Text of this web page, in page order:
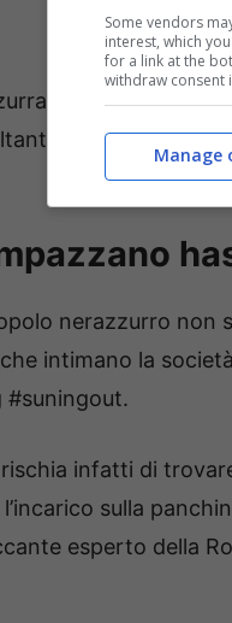
è pronta ad
quando i
nerazzurro non
intimano la
#suningout.
infatti di
sulla
esperto della
Some vendors
interest, which
for a link at the
withdraw consent
Manage